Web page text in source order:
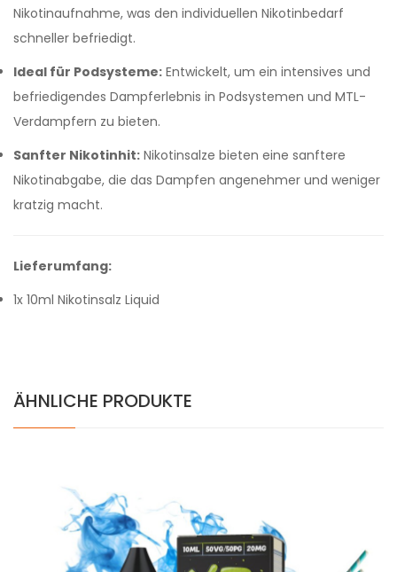
Nikotinaufnahme, was den individuellen Nikotinbedarf
schneller befriedigt.
Ideal für Podsysteme: Entwickelt, um ein intensives und
befriedigendes Dampferlebnis in Podsystemen und MTL-
Verdampfern zu bieten.
Sanfter Nikotinhit: Nikotinsalze bieten eine sanftere
Nikotinabgabe, die das Dampfen angenehmer und weniger
kratzig macht.
Lieferumfang:
1x 10ml Nikotinsalz Liquid
ÄHNLICHE PRODUKTE